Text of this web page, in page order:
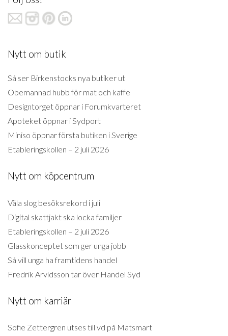
Nytt om butik
Så ser Birkenstocks nya butiker ut
Obemannad hubb för mat och kaffe
Designtorget öppnar i Forumkvarteret
Apoteket öppnar i Sydport
Miniso öppnar första butiken i Sverige
Etableringskollen – 2 juli 2026
Nytt om köpcentrum
Väla slog besöksrekord i juli
Digital skattjakt ska locka familjer
Etableringskollen – 2 juli 2026
Glasskonceptet som ger unga jobb
Så vill unga ha framtidens handel
Fredrik Arvidsson tar över Handel Syd
Nytt om karriär
Sofie Zettergren utses till vd på Matsmart